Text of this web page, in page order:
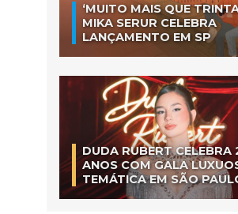
‘MUITO MAIS QUE
MIKA SERUR CELEBRA
LANÇAMENTO EM SP
DUDA RUBERT CELEBRA
ANOS COM GALA
TEMÁTICA EM SÃO